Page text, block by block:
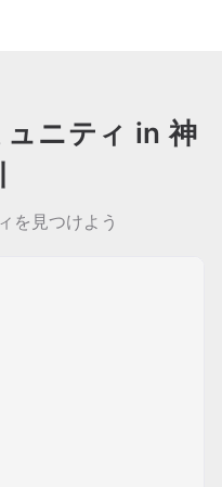
ニティ in 神
を見つけよう